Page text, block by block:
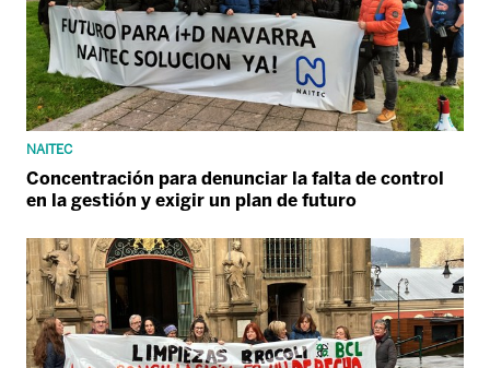
NAITEC
Concentración para denunciar la falta de control
en la gestión y exigir un plan de futuro